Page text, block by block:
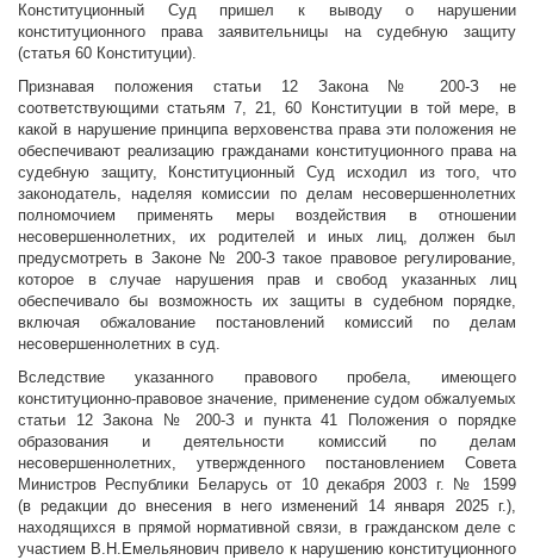
Конституционный Суд пришел к выводу о нарушении
конституционного права заявительницы на судебную защиту
(статья 60 Конституции).
Признавая положения статьи 12 Закона № 200-З не
соответствующими статьям 7, 21, 60 Конституции в той мере, в
какой в нарушение принципа верховенства права эти положения не
обеспечивают реализацию гражданами конституционного права на
судебную защиту, Конституционный Суд исходил из того, что
законодатель, наделяя комиссии по делам несовершеннолетних
полномочием применять меры воздействия в отношении
несовершеннолетних, их родителей и иных лиц, должен был
предусмотреть в Законе № 200-З такое правовое регулирование,
которое в случае нарушения прав и свобод указанных лиц
обеспечивало бы возможность их защиты в судебном порядке,
включая обжалование постановлений комиссий по делам
несовершеннолетних в суд.
Вследствие указанного правового пробела, имеющего
конституционно-правовое значение, применение судом обжалуемых
статьи 12 Закона № 200-З и пункта 41 Положения о порядке
образования и деятельности комиссий по делам
несовершеннолетних, утвержденного постановлением Совета
Министров Республики Беларусь от 10 декабря 2003 г. № 1599
(в редакции до внесения в него изменений 14 января 2025 г.),
находящихся в прямой нормативной связи, в гражданском деле с
участием В.Н.Емельянович привело к нарушению конституционного